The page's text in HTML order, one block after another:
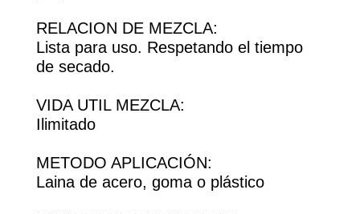
RELACION DE MEZCLA:
Lista para uso. Respetando el tiempo
de secado.
VIDA UTIL MEZCLA:
Ilimitado
METODO APLICACIÓN:
Laina de acero, goma o plástico